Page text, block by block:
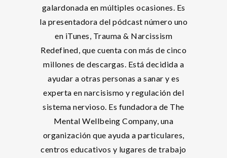
galardonada en múltiples ocasiones. Es
la presentadora del pódcast número uno
en iTunes, Trauma & Narcissism
Redefined, que cuenta con más de cinco
millones de descargas. Está decidida a
ayudar a otras personas a sanar y es
experta en narcisismo y regulación del
sistema nervioso. Es fundadora de The
Mental Wellbeing Company, una
organización que ayuda a particulares,
centros educativos y lugares de trabajo